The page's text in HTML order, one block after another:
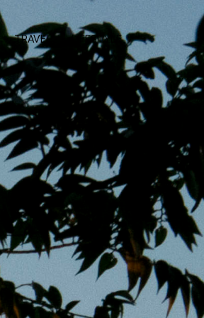
TRAVEL LIFESTYLE